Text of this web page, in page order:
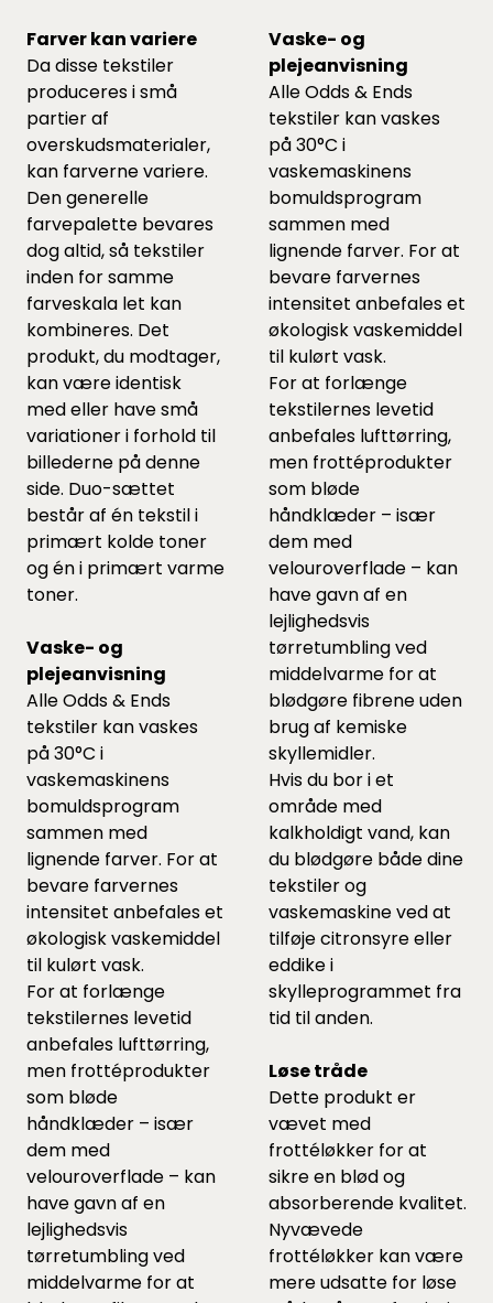
Farver kan variere
Da disse tekstiler
produceres i små
partier af
overskudsmaterialer,
kan farverne variere.
Den generelle
farvepalette bevares
dog altid, så tekstiler
inden for samme
farveskala let kan
kombineres. Det
produkt, du modtager,
kan være identisk
med eller have små
variationer i forhold til
billederne på denne
side. Duo-sættet
består af én tekstil i
primært kolde toner
og én i primært varme
toner.
Vaske- og
plejeanvisning
Alle Odds & Ends
tekstiler kan vaskes
på 30°C i
vaskemaskinens
bomuldsprogram
sammen med
lignende farver. For at
bevare farvernes
intensitet anbefales et
økologisk vaskemiddel
til kulørt vask.
For at forlænge
tekstilernes levetid
anbefales lufttørring,
men frottéprodukter
som bløde
håndklæder – især
dem med
velouroverflade – kan
have gavn af en
lejlighedsvis
tørretumbling ved
middelvarme for at
Vaske- og
plejeanvisning
Alle Odds & Ends
tekstiler kan vaskes
på 30°C i
vaskemaskinens
bomuldsprogram
sammen med
lignende farver. For at
bevare farvernes
intensitet anbefales et
økologisk vaskemiddel
til kulørt vask.
For at forlænge
tekstilernes levetid
anbefales lufttørring,
men frottéprodukter
som bløde
håndklæder – især
dem med
velouroverflade – kan
have gavn af en
lejlighedsvis
tørretumbling ved
middelvarme for at
blødgøre fibrene uden
brug af kemiske
skyllemidler.
Hvis du bor i et
område med
kalkholdigt vand, kan
du blødgøre både dine
tekstiler og
vaskemaskine ved at
tilføje citronsyre eller
eddike i
skylleprogrammet fra
tid til anden.
Løse tråde
Dette produkt er
vævet med
frottéløkker for at
sikre en blød og
absorberende kvalitet.
Nyvævede
frottéløkker kan være
mere udsatte for løse